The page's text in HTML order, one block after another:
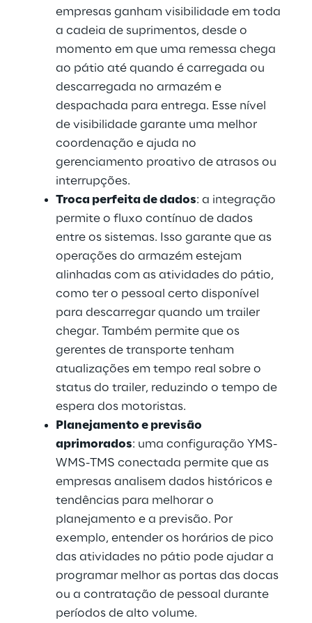
empresas ganham visibilidade em toda
a cadeia de suprimentos, desde o
momento em que uma remessa chega
ao pátio até quando é carregada ou
descarregada no armazém e
despachada para entrega. Esse nível
de visibilidade garante uma melhor
coordenação e ajuda no
gerenciamento proativo de atrasos ou
interrupções.
Troca perfeita de dados: a integração
permite o fluxo contínuo de dados
entre os sistemas. Isso garante que as
operações do armazém estejam
alinhadas com as atividades do pátio,
como ter o pessoal certo disponível
para descarregar quando um trailer
chegar. Também permite que os
gerentes de transporte tenham
atualizações em tempo real sobre o
status do trailer, reduzindo o tempo de
espera dos motoristas.
Planejamento e previsão
aprimorados: uma configuração YMS-
WMS-TMS conectada permite que as
empresas analisem dados históricos e
tendências para melhorar o
planejamento e a previsão. Por
exemplo, entender os horários de pico
das atividades no pátio pode ajudar a
programar melhor as portas das docas
ou a contratação de pessoal durante
períodos de alto volume.